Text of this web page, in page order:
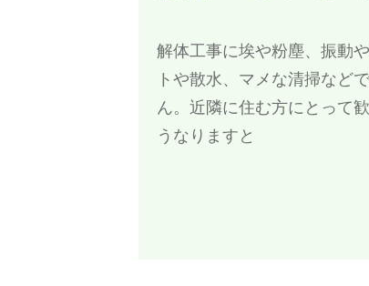
解体工事に埃や粉塵、振動
トや散水、マメな清掃など
ん。近隣に住む方にとって
うなりますと